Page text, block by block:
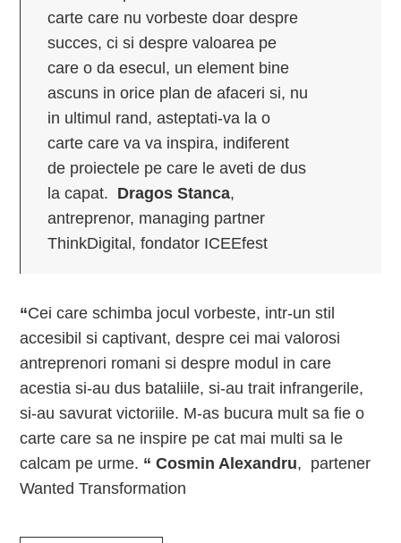
carte care nu vorbeste doar despre
succes, ci si despre valoarea pe
care o da esecul, un element bine
ascuns in orice plan de afaceri si, nu
in ultimul rand, asteptati-va la o
carte care va va inspira, indiferent
de proiectele pe care le aveti de dus
la capat. Dragos Stanca,
antreprenor, managing partner
ThinkDigital, fondator ICEEfest
“Cei care schimba jocul vorbeste, intr-un stil
accesibil si captivant, despre cei mai valorosi
antreprenori romani si despre modul in care
acestia si-au dus bataliile, si-au trait infrangerile,
si-au savurat victoriile. M-as bucura mult sa fie o
carte care sa ne inspire pe cat mai multi sa le
calcam pe urme. “ Cosmin Alexandru, partener
Wanted Transformation